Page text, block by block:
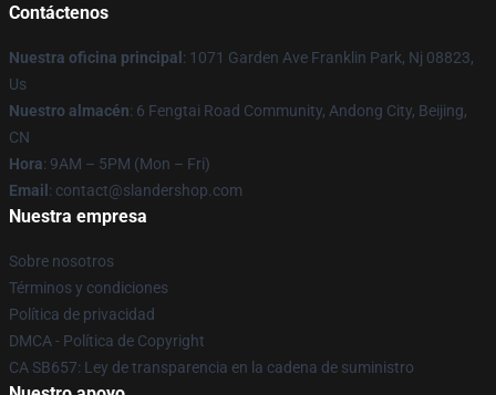
Contáctenos
Nuestra oficina principal : 1071 Garden Ave Franklin Park, Nj 08823,
Us
Nuestro almacén: 6 Fengtai Road Community, Andong City, Beijing,
CN
Hora: 9AM – 5PM (Mon – Fri)
Email : contact@slandershop.com
Nuestra empresa
Sobre nosotros
Términos y condiciones
Política de privacidad
DMCA - Política de Copyright
CA SB657: Ley de transparencia en la cadena de suministro